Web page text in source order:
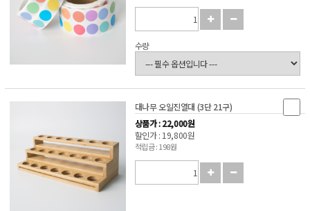
수량
대나무 오일진열대 (3단 21구)
상품가 : 22,000원
할인가 : 19,800원
적립금 : 198원